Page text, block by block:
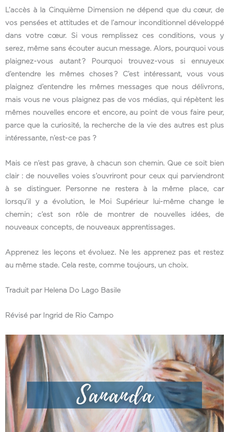
L’accès à la Cinquième Dimension ne dépend que du cœur, de
vos pensées et attitudes et de l’amour inconditionnel développé
dans votre cœur. Si vous remplissez ces conditions, vous y
serez, même sans écouter aucun message. Alors, pourquoi vous
plaignez-vous autant ? Pourquoi trouvez-vous si ennuyeux
d’entendre les mêmes choses ? C’est intéressant, vous vous
plaignez d’entendre les mêmes messages que nous délivrons,
mais vous ne vous plaignez pas de vos médias, qui répètent les
mêmes nouvelles encore et encore, au point de vous faire peur,
parce que la curiosité, la recherche de la vie des autres est plus
intéressante, n’est-ce pas ?
Mais ce n’est pas grave, à chacun son chemin. Que ce soit bien
clair : de nouvelles voies s’ouvriront pour ceux qui parviendront
à se distinguer. Personne ne restera à la même place, car
lorsqu’il y a évolution, le Moi Supérieur lui-même change le
chemin ; c’est son rôle de montrer de nouvelles idées, de
nouveaux concepts, de nouveaux apprentissages.
Apprenez les leçons et évoluez. Ne les apprenez pas et restez
au même stade. Cela reste, comme toujours, un choix.
Traduit par Helena Do Lago Basile
Révisé par Ingrid de Rio Campo